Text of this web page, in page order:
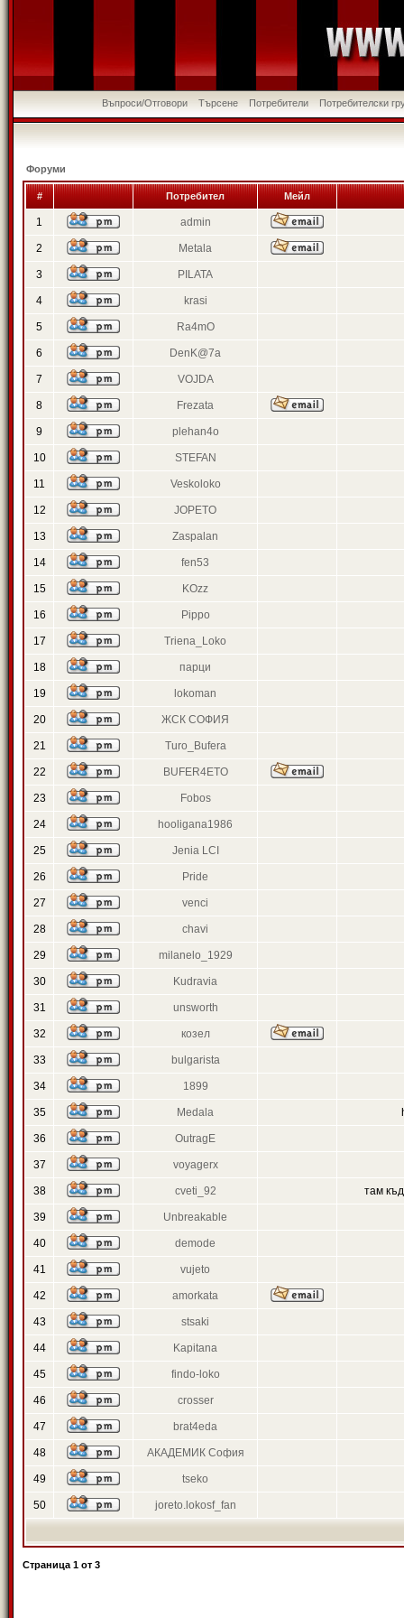
Въпроси/Отговори Търсене Потребители Потребителски
Форуми
# Потребител Мейл
1 admin
2 Metala
3 PILATA
4 krasi
5 Ra4mO
6 DenK@7a
7 VOJDA
8 Frezata
9 plehan4o
10 STEFAN
11 Veskoloko
12 JOPETO
13 Zaspalan
14 fen53
15 KOzz
16 Pippo
17 Triena_Loko
18 парци
19 lokoman
20 ЖСК СОФИЯ
21 Turo_Bufera
22 BUFER4ETO
23 Fobos
24 hooligana1986
25 Jenia LCI
26 Pride
27 venci
28 chavi
29 milanelo_1929
30 Kudravia
31 unsworth
32 козел
33 bulgarista
34 1899
35 Medala
36 OutragE
37 voyagerx
38 cveti_92 там
39 Unbreakable
40 demode
41 vujeto
42 amorkata
43 stsaki
44 Kapitana
45 findo-loko
46 crosser
47 brat4eda
48 АКАДЕМИК София
49 tseko
50 joreto.lokosf_fan
Страница 1 от 3